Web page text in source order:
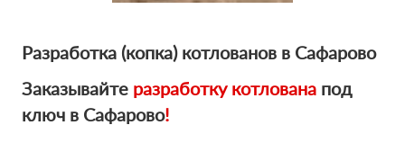
Разработка (копка) котлованов в Сафарово
Заказывайте разработку котлована под
ключ в Сафарово!